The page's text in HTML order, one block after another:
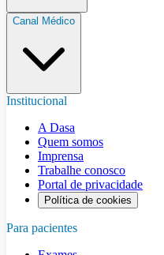
Canal Médico
Institucional
A Dasa
Quem somos
Imprensa
Trabalhe conosco
Portal de privacidade
Política de cookies
Para pacientes